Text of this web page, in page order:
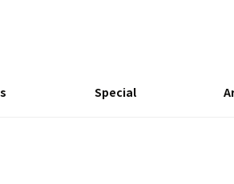
Special